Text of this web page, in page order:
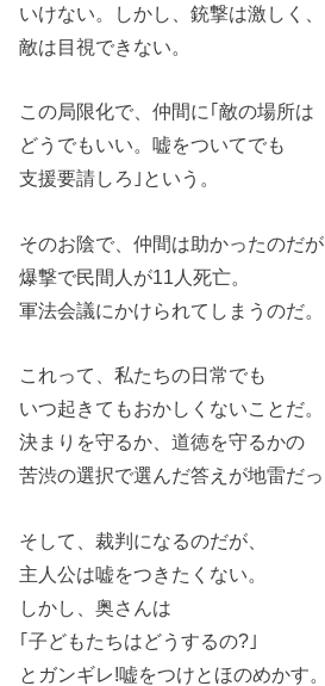
いけない。しかし、銃撃は激しく、
敵は目視できない。
この局限化で、仲間に｢敵の場所は
どうでもいい。嘘をついてでも
支援要請しろ｣という。
そのお陰で、仲間は助かったのだが
爆撃で民間人が11人死亡。
軍法会議にかけられてしまうのだ。
これって、私たちの日常でも
いつ起きてもおかしくないことだ。
決まりを守るか、道徳を守るかの
苦渋の選択で選んだ答えが地雷だっ
そして、裁判になるのだが、
主人公は嘘をつきたくない。
しかし、奥さんは
｢子どもたちはどうするの?｣
とガンギレ!嘘をつけとほのめかす。